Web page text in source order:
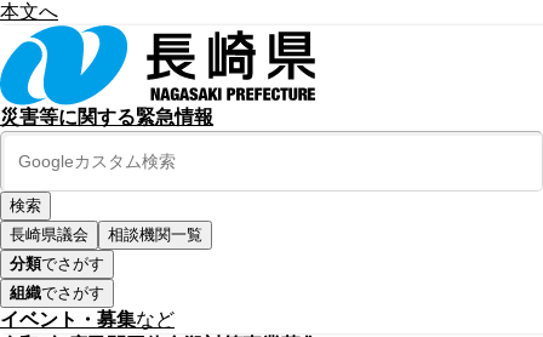
本文へ
災害等に関する緊急情報
長崎県議会
相談機関一覧
分類でさがす
組織でさがす
イベント・募集など